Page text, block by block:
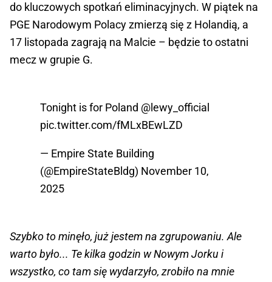
do kluczowych spotkań eliminacyjnych. W piątek na
PGE Narodowym Polacy zmierzą się z Holandią, a
17 listopada zagrają na Malcie – będzie to ostatni
mecz w grupie G.
Tonight is for Poland @lewy_official
pic.twitter.com/fMLxBEwLZD
— Empire State Building
(@EmpireStateBldg) November 10,
2025
Szybko to minęło, już jestem na zgrupowaniu. Ale
warto było... Te kilka godzin w Nowym Jorku i
wszystko, co tam się wydarzyło, zrobiło na mnie